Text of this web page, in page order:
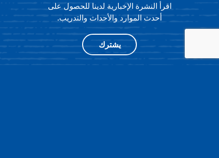
اقرأ النشرة الإخبارية لدينا للحصول على
أحدث الموارد والأحداث والتدريب.
يشترك